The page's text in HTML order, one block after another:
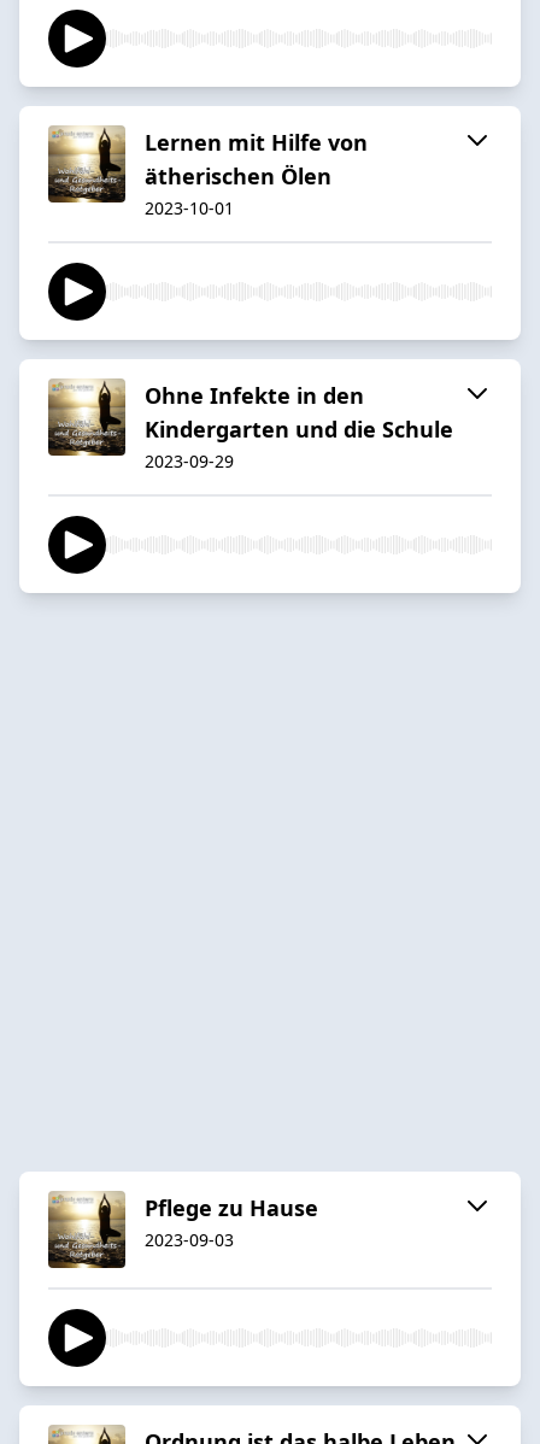
Lernen mit Hilfe von
ätherischen Ölen
2023-10-01
Ohne Infekte in den
Kindergarten und die Schule
2023-09-29
Pflege zu Hause
2023-09-03